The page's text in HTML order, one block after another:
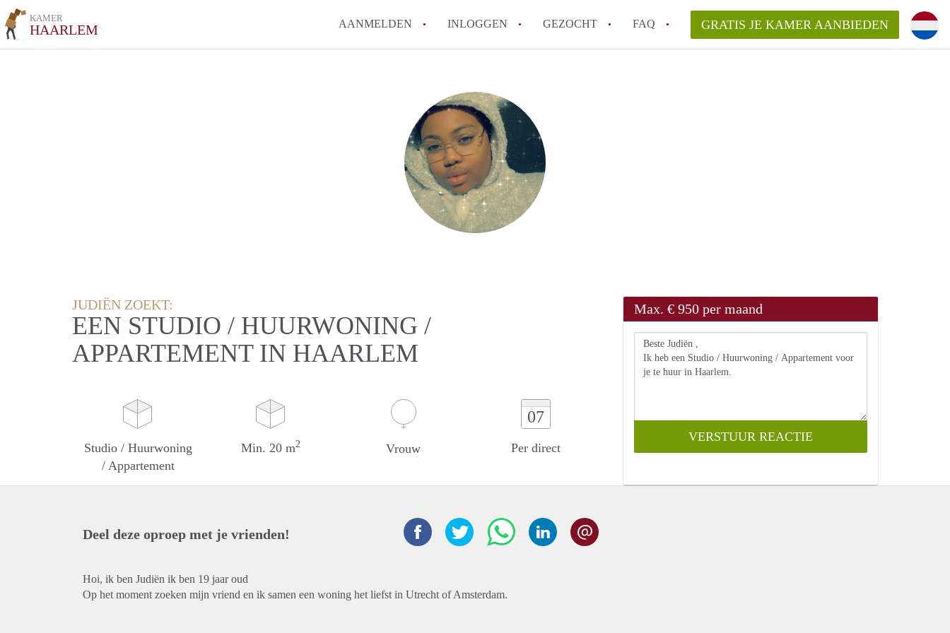
KAMER
HAARLEM AANMELDEN INLOGGEN GEZOCHT FAQ
Wat is de privacyverklaring van KamerHaarlem?
Berekent KamerHaarlem makelaarsvergoeding/bemiddelingsvergoeding?
Is KamerHaarlem verantwoordelijk voor de aangeboden Kamer / Kamers in
Haarlem?
Alle veelgestelde vragen
GRATIS JE KAMER AANBIEDEN
JUDIËN ZOEKT:
EEN STUDIO / HUURWONING /
APPARTEMENT IN HAARLEM
Studio / Huurwoning
/ Appartement
Min. 20 m2 Vrouw
07
Per direct
Max. € 950 per maand
Deel deze oproep met je vrienden!
Hoi, ik ben Judiën ik ben 19 jaar oud
Op het moment zoeken mijn vriend en ik samen een woning het liefst in Utrecht of Amsterdam.